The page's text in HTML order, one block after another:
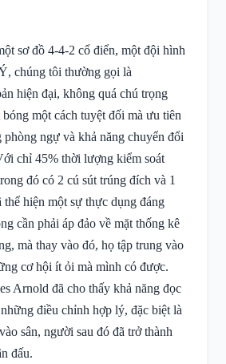
sơ đồ 4-4-2 cổ điển, một đội hình
chúng tôi thường gọi là
hiện đại, không quá chú trọng
một cách tuyệt đối mà ưu tiên
phòng ngự và khả năng chuyển đổi
chỉ 45% thời lượng kiểm soát
đó có 2 cú sút trúng đích và 1
thể hiện một sự thực dụng đáng
cần phải áp đảo về mặt thống kê
mà thay vào đó, họ tập trung vào
cơ hội ít ỏi mà mình có được.
Arnold đã cho thấy khả năng đọc
điều chỉnh hợp lý, đặc biệt là
sân, người sau đó đã trở thành
đấu.